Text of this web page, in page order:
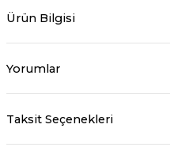
Ürün Bilgisi
Yorumlar
Taksit Seçenekleri